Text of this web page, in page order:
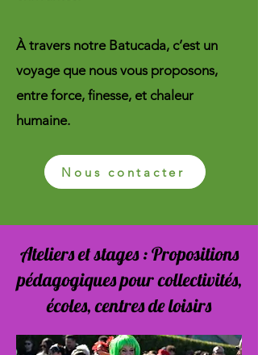
À travers notre Batucada, c’est un
voyage que nous vous proposons,
entre force, finesse, et chaleur
humaine.
Nous contacter
Ateliers et stages : Propositions
pédagogiques pour collectivités,
écoles, centres de loisirs